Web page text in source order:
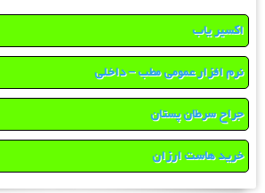
اکسیر یاب
نرم افزار عمومی مطب – داخلی
جراح سرطان پستان
خرید هاست ارزان